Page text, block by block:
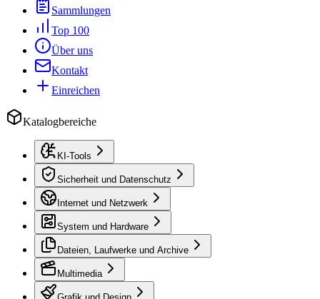
Sammlungen
Top 100
Über uns
Kontakt
Einreichen
Katalogbereiche
KI-Tools
Sicherheit und Datenschutz
Internet und Netzwerk
System und Hardware
Dateien, Laufwerke und Archive
Multimedia